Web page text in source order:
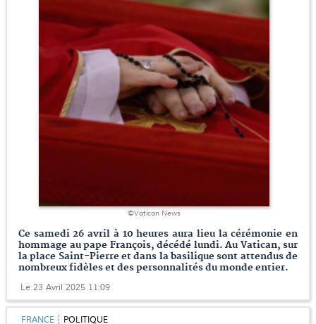
©Vatican News
Ce samedi 26 avril à 10 heures aura lieu la cérémonie en
hommage au pape François, décédé lundi. Au Vatican, sur
la place Saint-Pierre et dans la basilique sont attendus de
nombreux fidèles et des personnalités du monde entier.
Le 23 Avril 2025 11:09
FRANCE POLITIQUE